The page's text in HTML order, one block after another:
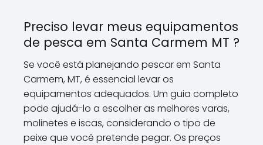
Preciso levar meus equipamentos
de pesca em Santa Carmem MT ?
Se você está planejando pescar em Santa
Carmem, MT, é essencial levar os
equipamentos adequados. Um guia completo
pode ajudá-lo a escolher as melhores varas,
molinetes e iscas, considerando o tipo de
peixe que você pretende pegar. Os preços